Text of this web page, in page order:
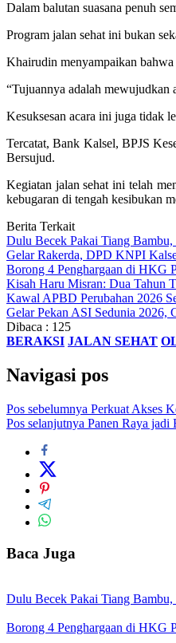
Dalam balutan suasana penuh
Program jalan sehat ini bukan
Khairudin menyampaikan
“Tujuannya adalah mewujudkan
Kesuksesan acara ini juga tidak
Tercatat, Bank Kalsel, BPJS
Bersujud.
Kegiatan jalan sehat ini telah
kebugaran di tengah kesibukan
Berita Terkait
Dulu Becek Pakai Tiang
Gelar Rakerda, DPD KNPI
Borong 4 Penghargaan di HKG
Kisah Haru Misran: Dua Tahun
Kawal APBD Perubahan 2026
Gelar Pekan ASI Sedunia 2026,
Dibaca : 125
BERAKSI JALAN SEHAT
Navigasi pos
Pos sebelumnya Perkuat Akses
Pos selanjutnya Panen Raya jadi
Baca Juga
Dulu Becek Pakai Tiang
Borong 4 Penghargaan di HKG